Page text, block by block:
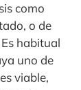
como
o de
habitual
uno de
viable,